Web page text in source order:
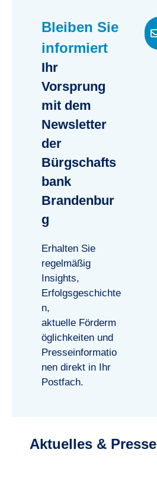
Bleiben Sie
informiert
Ihr
Vorsprung
mit dem
Newsletter
der
Bürgschafts
bank
Brandenbur
g
Erhalten Sie
regelmäßig
Insights,
Erfolgsgeschichte
n,
aktuelle Förderm
öglichkeiten und
Presseinformatio
nen direkt in Ihr
Postfach.
Aktuelles & Presse